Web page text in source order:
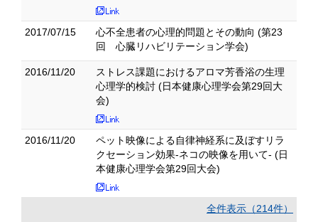
2017/07/15
心不全患者の心理的問題とその動向 (第23
回 心臓リハビリテーション学会)
2016/11/20
ストレス課題におけるアロマ芳香浴の生理
心理学的検討 (日本健康心理学会第29回大
会)
2016/11/20
ペット映像による自律神経系に及ぼすリラ
クセーション効果-ネコの映像を用いて- (日
本健康心理学会第29回大会)
全件表示（214件）